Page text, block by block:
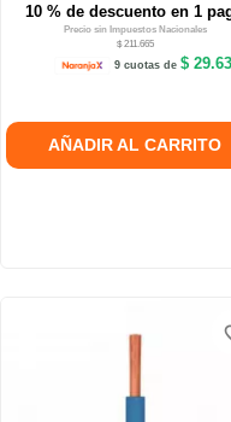
10 % de descuento en 1
Precio sin Impuestos Nacionales
$ 211.665
9 cuotas de$
AÑADIR AL CARRITO